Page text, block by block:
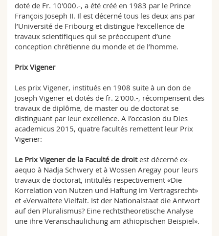
doté de Fr. 10'000.-, a été créé en 1983 par le Prince
François Joseph II. Il est décerné tous les deux ans par
l’Université de Fribourg et distingue l’excellence de
travaux scientifiques qui se préoccupent d’une
conception chrétienne du monde et de l’homme.
Prix Vigener
Les prix Vigener, institués en 1908 suite à un don de
Joseph Vigener et dotés de fr. 2'000.-, récompensent des
travaux de diplôme, de master ou de doctorat se
distinguant par leur excellence. A l’occasion du Dies
academicus 2015, quatre facultés remettent leur Prix
Vigener:
Le Prix Vigener de la Faculté de droitest décerné ex-
aequo à Nadja Schwery et à Wossen Aregay pour leurs
travaux de doctorat, intitulés respectivement «Die
Korrelation von Nutzen und Haftung im Vertragsrecht»
et «Verwaltete Vielfalt. Ist der Nationalstaat die Antwort
auf den Pluralismus? Eine rechtstheoretische Analyse
une ihre Veranschaulichung am äthiopischen Beispiel».